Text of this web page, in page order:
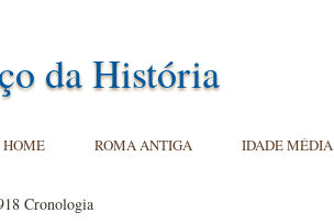
da História
HOME ROMA ANTIGA IDADE MÉDIA
Cronologia